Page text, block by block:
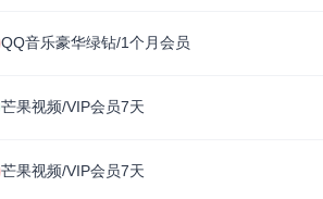
QQ音乐豪华绿钻/1个月会员
芒果视频/VIP会员7天
芒果视频/VIP会员7天